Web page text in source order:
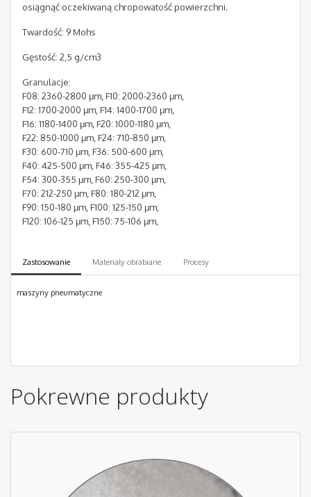
osiągnąć oczekiwaną chropowatość powierzchni.
Twardość: 9 Mohs
Gęstość: 2,5 g/cm3
Granulacje:
F08: 2360-2800 μm, F10: 2000-2360 μm,
F12: 1700-2000 μm, F14: 1400-1700 μm,
F16: 1180-1400 μm, F20: 1000-1180 μm,
F22: 850-1000 μm, F24: 710-850 μm,
F30: 600-710 μm, F36: 500-600 μm,
F40: 425-500 μm, F46: 355-425 μm,
F54: 300-355 μm, F60: 250-300 μm,
F70: 212-250 μm, F80: 180-212 μm,
F90: 150-180 μm, F100: 125-150 μm,
F120: 106-125 μm, F150: 75-106 μm,
Zastosowanie Materiały obrabiane Procesy
maszyny pneumatyczne
Pokrewne produkty